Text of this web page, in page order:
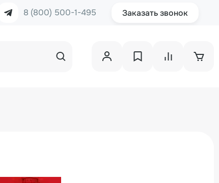
8 (800) 500-1-495 Заказать звонок